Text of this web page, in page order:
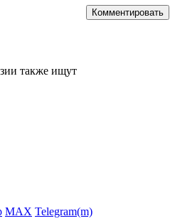
Комментировать
также ищут
MAX Telegram(m)